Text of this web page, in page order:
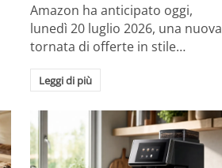
Amazon ha anticipato oggi,
lunedì 20 luglio 2026, una nuova
tornata di offerte in stile…
Leggi di più